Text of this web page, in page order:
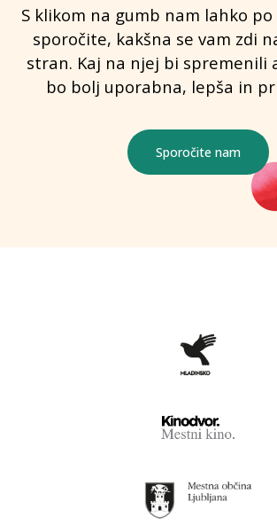
S klikom na gumb nam lahko
sporočite, kakšna se vam zdi
stran. Kaj na njej bi spremenili
bo bolj uporabna, lepša in
Sporočite nam